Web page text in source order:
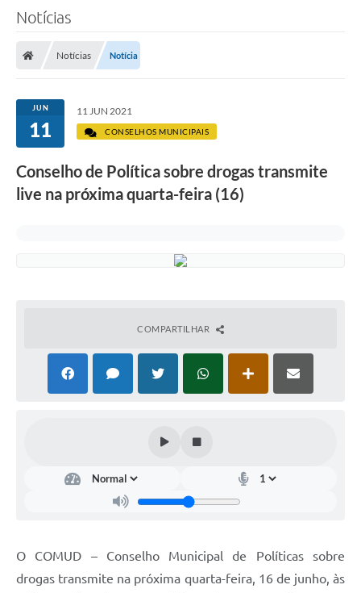
Licitações
Transparência
Concursos e Processos Seletivos
Inclusão e Acessibilidade
Normas e Legislação
Sistema de Protocolo
Fala.BR
Listagem dos CEPs de Vinhedo
Notícias
Notícias Notícia
JUN
11
11 JUN 2021
CONSELHOS MUNICIPAIS
Conselho de Política sobre drogas transmite
live na próxima quarta-feira (16)
COMPARTILHAR
O COMUD – Conselho Municipal de Políticas sobre
drogas transmite na próxima quarta-feira, 16 de junho, às